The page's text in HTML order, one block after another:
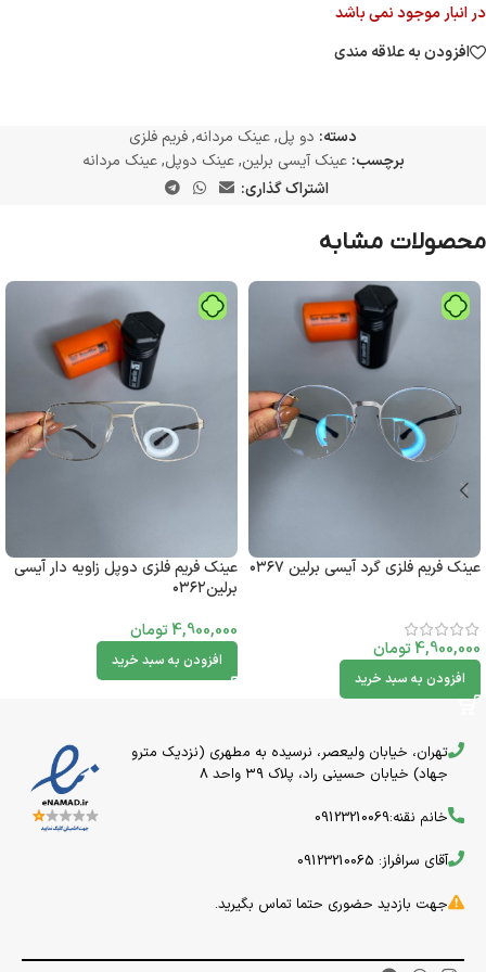
در انبار موجود نمی باشد
افزودن به علاقه مندی
دسته: دو پل,عینک مردانه,فریم فلزی
برچسب: عینک آیسی برلین, عینک دوپل, عینک مردانه
اشتراک گذاری:
محصولات مشابه
عینک فریم فلزی گرد آیسی برلین ۰۳۶۷
4,900,000تومان
افزودن به سبد خرید
عینک فریم فلزی دوپل زاویه دار آیسی
برلین۰۳۶۲
4,900,000تومان
افزودن به سبد خرید
تهران، خیابان ولیعصر، نرسیده به مطهری (نزدیک مترو
جهاد) خیابان حسینی راد، پلاک ۳۹ واحد 8
خانم نقنه:09123210069
آقای سرافراز: 09123210065
جهت بازدید حضوری حتما تماس بگیرید.